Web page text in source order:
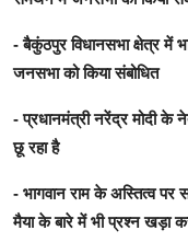
- बैकुंठपुर विधानसभा क्षेत्र में
जनसभा को किया संबोधित
- प्रधानमंत्री नरेंद्र मोदी के
छू रहा है
- भागवान राम के अस्तित्व
मैया के बारे में भी प्रश्न खड़ा